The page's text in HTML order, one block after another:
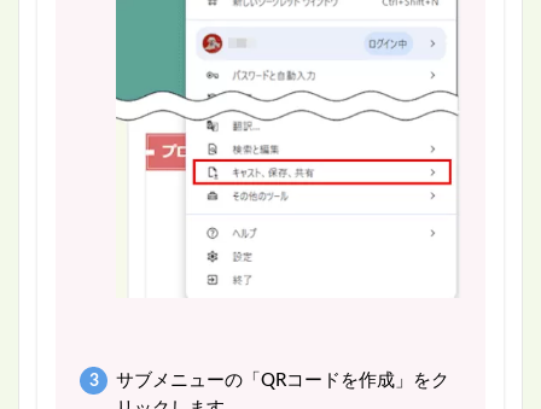
サブメニューの「QRコードを作成」をク